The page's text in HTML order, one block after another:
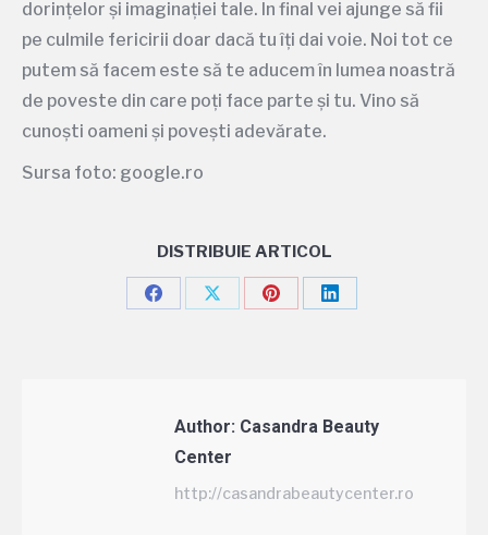
dorințelor și imaginației tale. În final vei ajunge să fii
pe culmile fericirii doar dacă tu îți dai voie. Noi tot ce
putem să facem este să te aducem în lumea noastră
de poveste din care poți face parte și tu. Vino să
cunoști oameni și povești adevărate.
Sursa foto: google.ro
DISTRIBUIE ARTICOL
Author: Casandra Beauty
Center
http://casandrabeautycenter.ro